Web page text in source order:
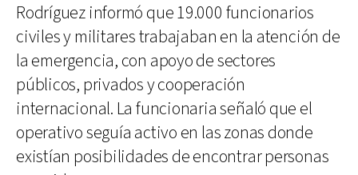
Rodríguez informó que 19.000 funcionarios
civiles y militares trabajaban en la atención de
la emergencia, con apoyo de sectores
públicos, privados y cooperación
internacional. La funcionaria señaló que el
operativo seguía activo en las zonas donde
existían posibilidades de encontrar personas